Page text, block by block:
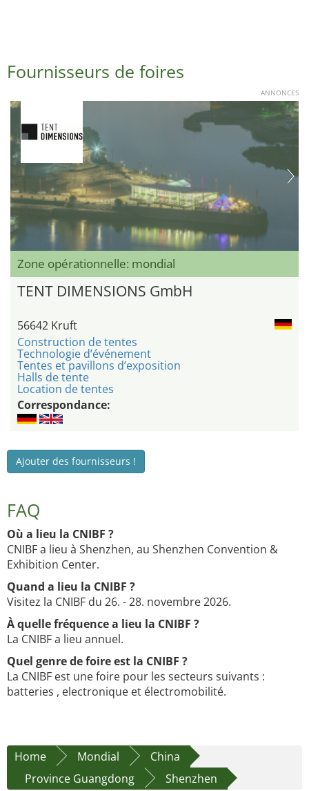
Fournisseurs de foires
ANNONCES
Zone opérationnelle: mondial
TENT DIMENSIONS GmbH
56642 Kruft
Construction de tentes
Technologie d’événement
Tentes et pavillons d’exposition
Halls de tente
Location de tentes
Correspondance:
Ajouter des fournisseurs !
FAQ
Où a lieu la CNIBF ?
CNIBF a lieu à Shenzhen, au Shenzhen Convention &
Exhibition Center.
Quand a lieu la CNIBF ?
Visitez la CNIBF du 26. - 28. novembre 2026.
À quelle fréquence a lieu la CNIBF ?
La CNIBF a lieu annuel.
Quel genre de foire est la CNIBF ?
La CNIBF est une foire pour les secteurs suivants :
batteries , electronique et électromobilité.
Home Mondial
China
Province Guangdong
Shenzhen